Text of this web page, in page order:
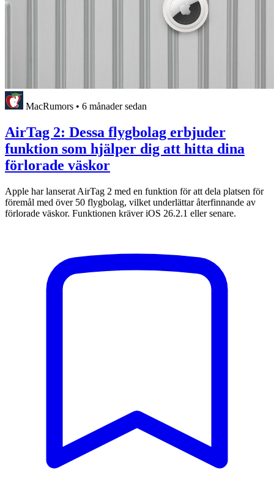
MacRumors • 6 månader sedan
AirTag 2: Dessa flygbolag erbjuder
funktion som hjälper dig att hitta dina
förlorade väskor
Apple har lanserat AirTag 2 med en funktion för att dela platsen för
föremål med över 50 flygbolag, vilket underlättar återfinnande av
förlorade väskor. Funktionen kräver iOS 26.2.1 eller senare.